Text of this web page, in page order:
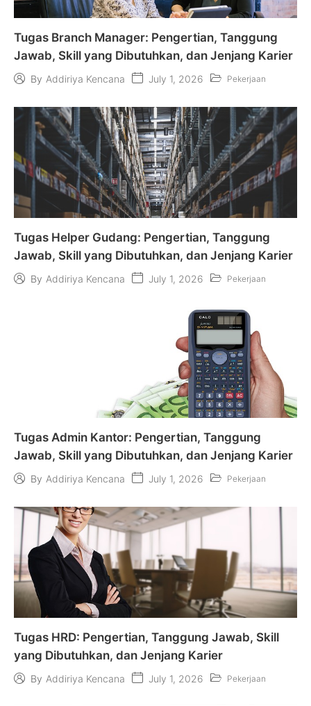
Tugas Branch Manager: Pengertian, Tanggung
Jawab, Skill yang Dibutuhkan, dan Jenjang Karier
By Addiriya Kencana July 1, 2026 Pekerjaan
Tugas Helper Gudang: Pengertian, Tanggung
Jawab, Skill yang Dibutuhkan, dan Jenjang Karier
By Addiriya Kencana July 1, 2026 Pekerjaan
Tugas Admin Kantor: Pengertian, Tanggung
Jawab, Skill yang Dibutuhkan, dan Jenjang Karier
By Addiriya Kencana July 1, 2026 Pekerjaan
Tugas HRD: Pengertian, Tanggung Jawab, Skill
yang Dibutuhkan, dan Jenjang Karier
By Addiriya Kencana July 1, 2026 Pekerjaan